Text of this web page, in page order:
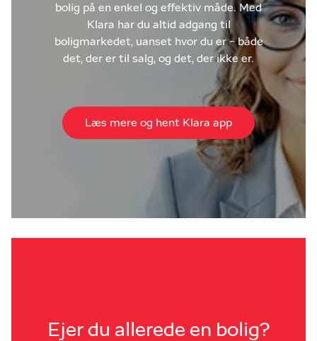
bolig på en enkel og effektiv måde. Med
Klara har du altid adgang til
boligmarkedet, uanset hvor du er - både
det, der er til salg, og det, der ikke er.
Læs mere og hent Klara app
Ejer du allerede en bolig?